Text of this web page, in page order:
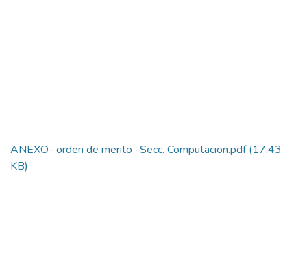
ANEXO- orden de merito -Secc. Computacion.pdf(17.43
KB)